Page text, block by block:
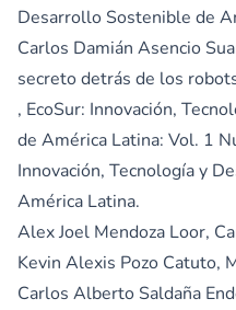
Desarrollo Sostenible de
Carlos Damián Asencio
secreto detrás de los
, EcoSur: Innovación,
de América Latina: Vol. 1
Innovación, Tecnología y
América Latina.
Alex Joel Mendoza Loor,
Kevin Alexis Pozo Catuto,
Carlos Alberto Saldaña